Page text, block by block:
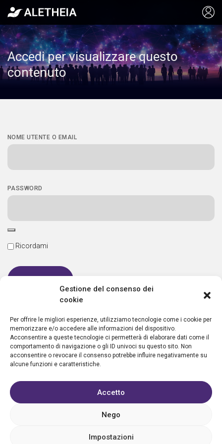
Gestione del consenso dei
cookie
Per offrire le migliori esperienze, utilizziamo tecnologie come i cookie per
memorizzare e/o accedere alle informazioni del dispositivo.
Acconsentire a queste tecnologie ci permetterà di elaborare dati come il
comportamento di navigazione o gli ID univoci su questo sito. Non
acconsentire o revocare il consenso potrebbe influire negativamente su
alcune funzioni e caratteristiche.
Accetto
Nego
Impostazioni
Accedi per visualizzare questo
contenuto
NOME UTENTE O EMAIL
PASSWORD
Ricordami
Nuovo utente?Crea un account
Condizioni d’uso